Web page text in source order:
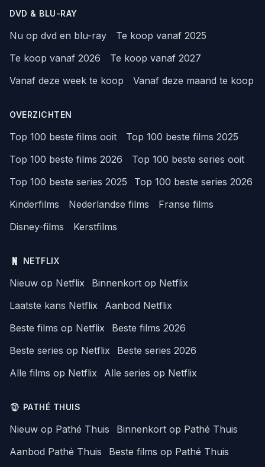
DVD & BLU-RAY
Nu op dvd en blu-ray
Te koop vanaf 2025
Te koop vanaf 2026
Te koop vanaf 2027
Vanaf deze week te koop
Vanaf deze maand te koop
OVERZICHTEN
Top 100 beste films ooit
Top 100 beste films 2025
Top 100 beste films 2026
Top 100 beste series ooit
Top 100 beste series 2025
Top 100 beste series 2026
Kinderfilms
Nederlandse films
Franse films
Disney-films
Kerstfilms
NETFLIX
Nieuw op Netflix
Binnenkort op Netflix
Laatste kans Netflix
Aanbod Netflix
Beste films op Netflix
Beste films 2026
Beste series op Netflix
Beste series 2026
Alle films op Netflix
Alle series op Netflix
PATHÉ THUIS
Nieuw op Pathé Thuis
Binnenkort op Pathé Thuis
Aanbod Pathé Thuis
Beste films op Pathé Thuis